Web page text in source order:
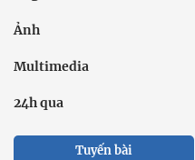
Ảnh
Multimedia
24h qua
Tuyến bài